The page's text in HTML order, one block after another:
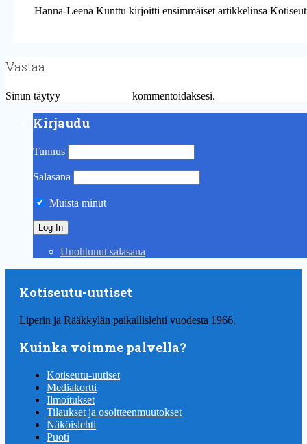
Hanna-Leena Kunttu kirjoitti ensimmäiset artikkelinsa
Vastaa
Sinun täytyy kommentoidaksesi.
Kirjaudu
Tunnus
Salasana
Muista minut
Unohtunut salasana
Kotiseutu-uutiset
Liperin ja Rääkkylän paikallislehti vuodesta 1966.
Kuinka voimme palvella?
Kotiseutu-uutiset
Mediakortti
Ilmoitukset
Tilaukset ja osoitteenmuutokset
Näköislehti
Puoti